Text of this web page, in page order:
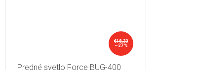
€18,33
–27 %
Predné svetlo Force BUG-400